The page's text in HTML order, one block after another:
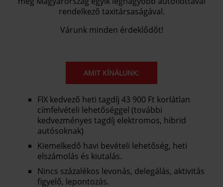
rendelkező taxitársaságával.
Várunk minden érdeklődőt!
AMIT KÍNÁLUNK:
FIX kedvező heti tagdíj 43 900 Ft korlátlan
címfelvételi lehetőséggel (további
kedvezményes tagdíj elektromos, hibrid
autósoknak)
Kiemelkedő havi bevételi lehetőség, heti
elszámolás és kiutalás.
Nincs százalékos levonás, delegálás, aktivitás
figyelő, lepontozás.